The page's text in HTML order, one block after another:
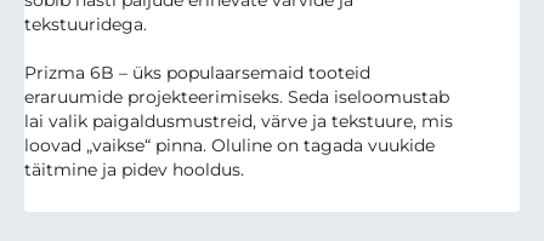
tekstuuridega.
Prizma 6B – üks populaarsemaid tooteid
eraruumide projekteerimiseks. Seda iseloomustab
lai valik paigaldusmustreid, värve ja tekstuure, mis
loovad „vaikse“ pinna. Oluline on tagada vuukide
täitmine ja pidev hooldus.